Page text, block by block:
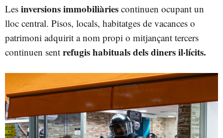
Les inversions immobiliàries continuen ocupant un
lloc central. Pisos, locals, habitatges de vacances o
patrimoni adquirit a nom propi o mitjançant tercers
continuen sent refugis habituals dels diners il·lícits.